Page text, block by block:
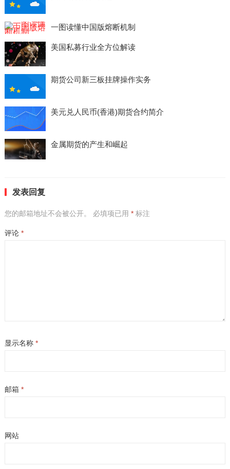
一图读懂中国版熔断机制
美国私募行业全方位解读
期货公司新三板挂牌操作实务
美元兑人民币(香港)期货合约简介
金属期货的产生和崛起
发表回复
您的邮箱地址不会被公开。 必填项已用 *标注
评论 *
显示名称 *
邮箱 *
网站